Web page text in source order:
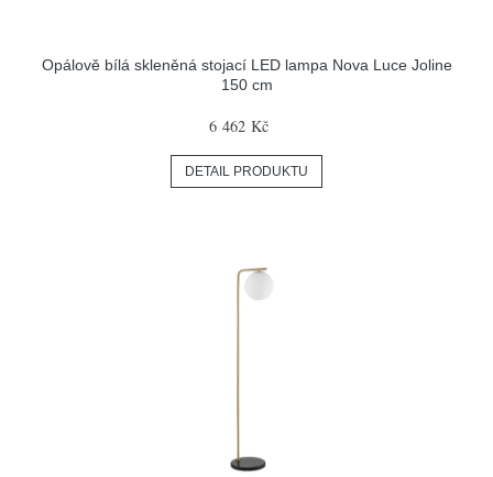
Opálově bílá skleněná stojací LED lampa Nova Luce Joline
150 cm
6 462 Kč
DETAIL PRODUKTU